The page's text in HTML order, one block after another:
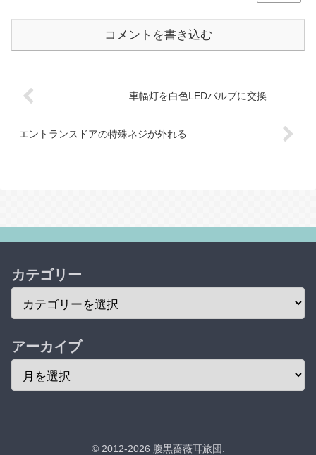
コメントを書き込む
車幅灯を白色LEDバルブに交換
エントランスドアの特殊ネジが外れる
カテゴリー
アーカイブ
© 2012-2026 腹黒薔薇耳旅団.